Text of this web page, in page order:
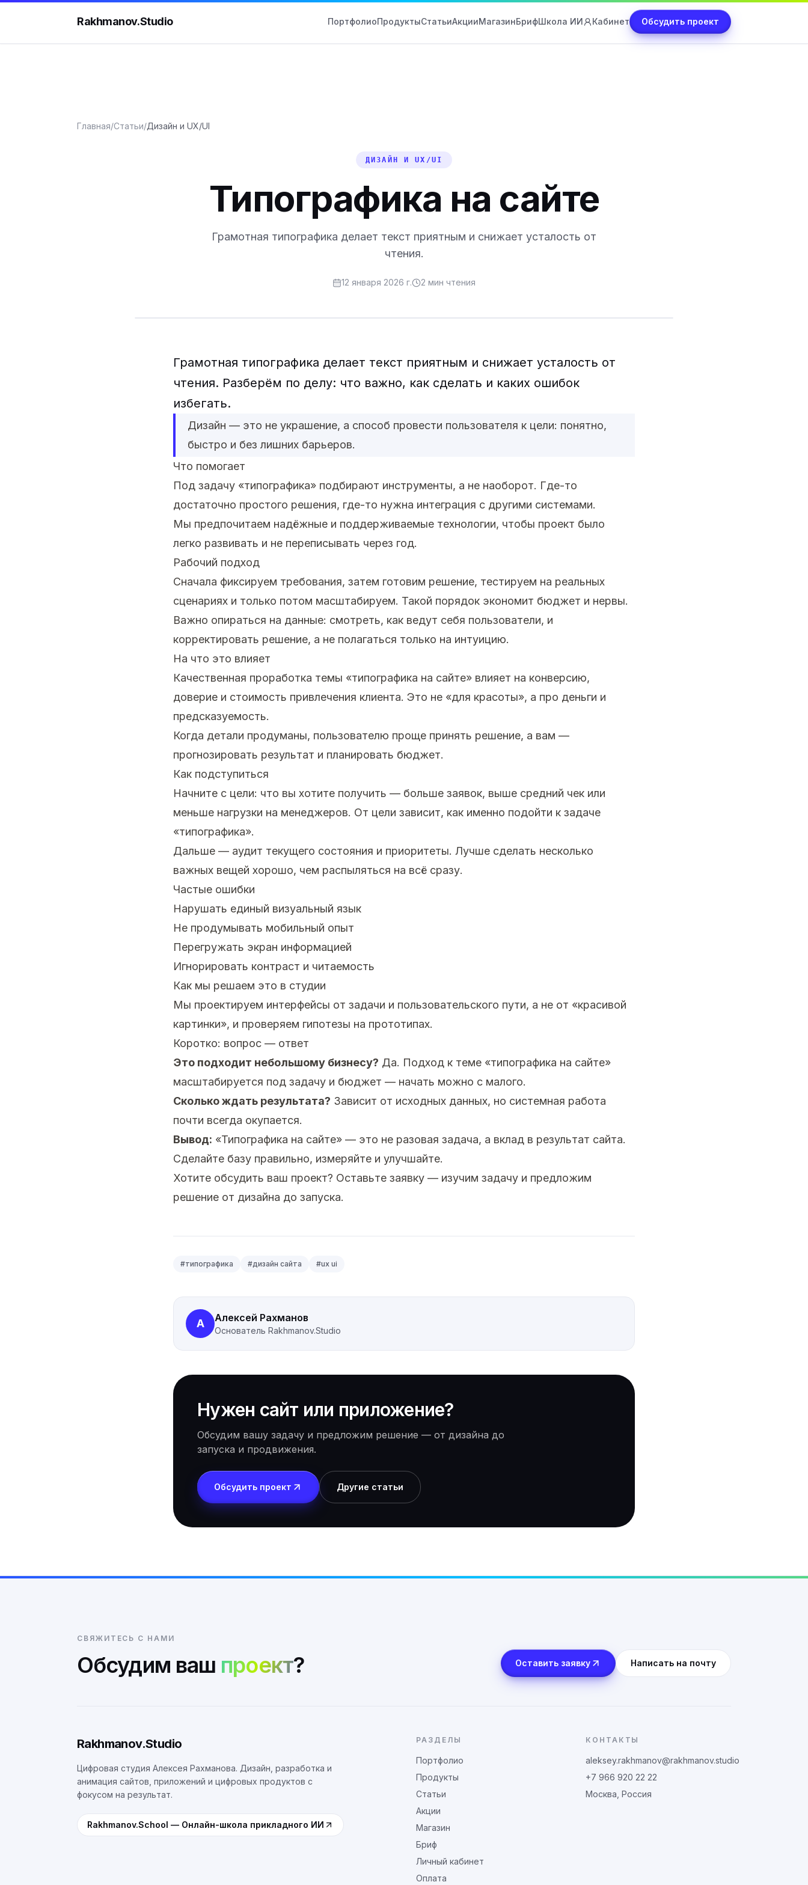
Rakhmanov.Studio ПортфолиоПродуктыСтатьиАкцииМагазинБрифШкола ИИ Кабинет Обсудить проект
Главная/Статьи/Дизайн и UX/UI
ДИЗАЙН И UX/UI
Типографика на сайте
Грамотная типографика делает текст приятным и снижает усталость от
чтения.
12 января 2026 г. 2 мин чтения
Грамотная типографика делает текст приятным и снижает усталость от
чтения. Разберём по делу: что важно, как сделать и каких ошибок
избегать.
Дизайн — это не украшение, а способ провести пользователя к цели: понятно,
быстро и без лишних барьеров.
Что помогает
Под задачу «типографика» подбирают инструменты, а не наоборот. Где-то
достаточно простого решения, где-то нужна интеграция с другими системами.
Мы предпочитаем надёжные и поддерживаемые технологии, чтобы проект было
легко развивать и не переписывать через год.
Рабочий подход
Сначала фиксируем требования, затем готовим решение, тестируем на реальных
сценариях и только потом масштабируем. Такой порядок экономит бюджет и нервы.
Важно опираться на данные: смотреть, как ведут себя пользователи, и
корректировать решение, а не полагаться только на интуицию.
На что это влияет
Качественная проработка темы «типографика на сайте» влияет на конверсию,
доверие и стоимость привлечения клиента. Это не «для красоты», а про деньги и
предсказуемость.
Когда детали продуманы, пользователю проще принять решение, а вам —
прогнозировать результат и планировать бюджет.
Как подступиться
Начните с цели: что вы хотите получить — больше заявок, выше средний чек или
меньше нагрузки на менеджеров. От цели зависит, как именно подойти к задаче
«типографика».
Дальше — аудит текущего состояния и приоритеты. Лучше сделать несколько
важных вещей хорошо, чем распыляться на всё сразу.
Частые ошибки
Нарушать единый визуальный язык
Не продумывать мобильный опыт
Перегружать экран информацией
Игнорировать контраст и читаемость
Как мы решаем это в студии
Мы проектируем интерфейсы от задачи и пользовательского пути, а не от «красивой
картинки», и проверяем гипотезы на прототипах.
Коротко: вопрос — ответ
Это подходит небольшому бизнесу? Да. Подход к теме «типографика на сайте»
масштабируется под задачу и бюджет — начать можно с малого.
Сколько ждать результата? Зависит от исходных данных, но системная работа
почти всегда окупается.
Вывод: «Типографика на сайте» — это не разовая задача, а вклад в результат сайта.
Сделайте базу правильно, измеряйте и улучшайте.
Хотите обсудить ваш проект? Оставьте заявку — изучим задачу и предложим
решение от дизайна до запуска.
#типографика #дизайн сайта #ux ui
А Алексей Рахманов
Основатель Rakhmanov.Studio
Нужен сайт или приложение?
Обсудим вашу задачу и предложим решение — от дизайна до
запуска и продвижения.
Обсудить проект Другие статьи
СВЯЖИТЕСЬ С НАМИ
Обсудим ваш проект? Оставить заявку Написать на почту
Rakhmanov.Studio
Цифровая студия Алексея Рахманова. Дизайн, разработка и
анимация сайтов, приложений и цифровых продуктов с
фокусом на результат.
Rakhmanov.School — Онлайн-школа прикладного ИИ
РАЗДЕЛЫ
Портфолио
Продукты
Статьи
Акции
Магазин
Бриф
Личный кабинет
Оплата
КОНТАКТЫ
aleksey.rakhmanov@rakhmanov.studio
+7 966 920 22 22
Москва, Россия